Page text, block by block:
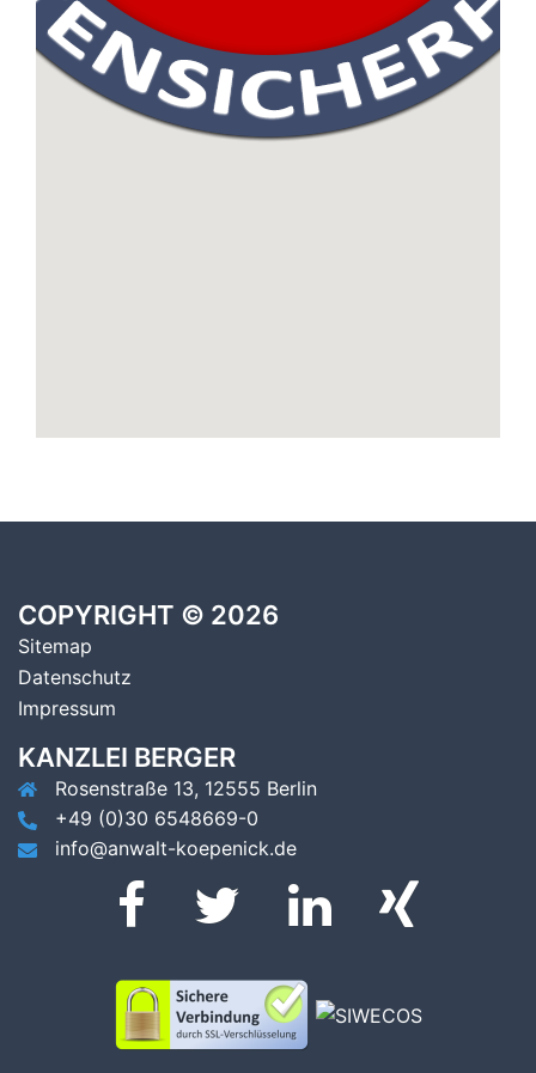
COPYRIGHT © 2026
Sitemap
Datenschutz
Impressum
KANZLEI BERGER
Rosenstraße 13, 12555 Berlin
+49 (0)30 6548669-0
info@anwalt-koepenick.de
Facebook
Twitter LinkedIn Xing